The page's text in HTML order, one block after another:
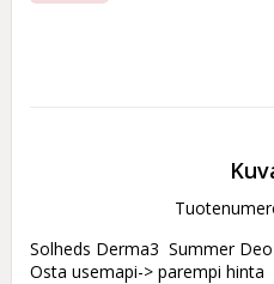
Solheds Derma3  Summer
Osta usemapi-> parempi hinta